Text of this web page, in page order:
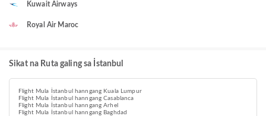
Kuwait Airways
Royal Air Maroc
Sikat na Ruta galing sa İstanbul
Flight Mula İstanbul hanngang Kuala Lumpur
Flight Mula İstanbul hanngang Casablanca
Flight Mula İstanbul hanngang Arhel
Flight Mula İstanbul hanngang Baghdad